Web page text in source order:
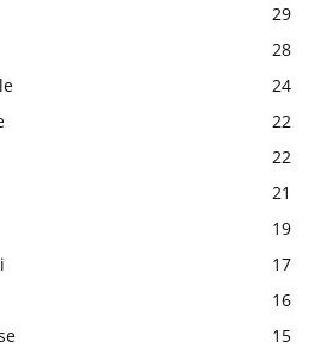
29
28
24
22
22
21
19
17
16
15